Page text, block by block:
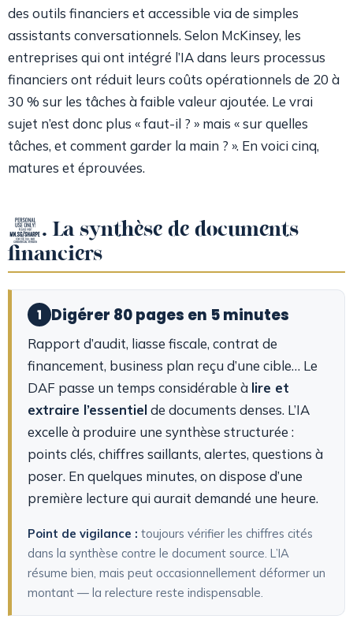
des outils financiers et accessible via de simples
assistants conversationnels. Selon McKinsey, les
entreprises qui ont intégré l’IA dans leurs processus
financiers ont réduit leurs coûts opérationnels de 20 à
30 % sur les tâches à faible valeur ajoutée. Le vrai
sujet n’est donc plus « faut-il ? » mais « sur quelles
tâches, et comment garder la main ? ». En voici cinq,
matures et éprouvées.
1. La synthèse de documents
financiers
1 Digérer 80 pages en 5 minutes
Rapport d’audit, liasse fiscale, contrat de
financement, business plan reçu d’une cible… Le
DAF passe un temps considérable à lire et
extraire l’essentielde documents denses. L’IA
excelle à produire une synthèse structurée :
points clés, chiffres saillants, alertes, questions à
poser. En quelques minutes, on dispose d’une
première lecture qui aurait demandé une heure.
Point de vigilance : toujours vérifier les chiffres cités
dans la synthèse contre le document source. L’IA
résume bien, mais peut occasionnellement déformer un
montant — la relecture reste indispensable.